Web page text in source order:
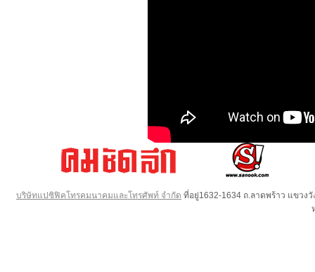
บริษัทแปซิฟิคโทรคมนาคมและโทรศัพท์ จำกัด ที่อยู่1632-1634 ถ.ลาดพร้าว แขวง